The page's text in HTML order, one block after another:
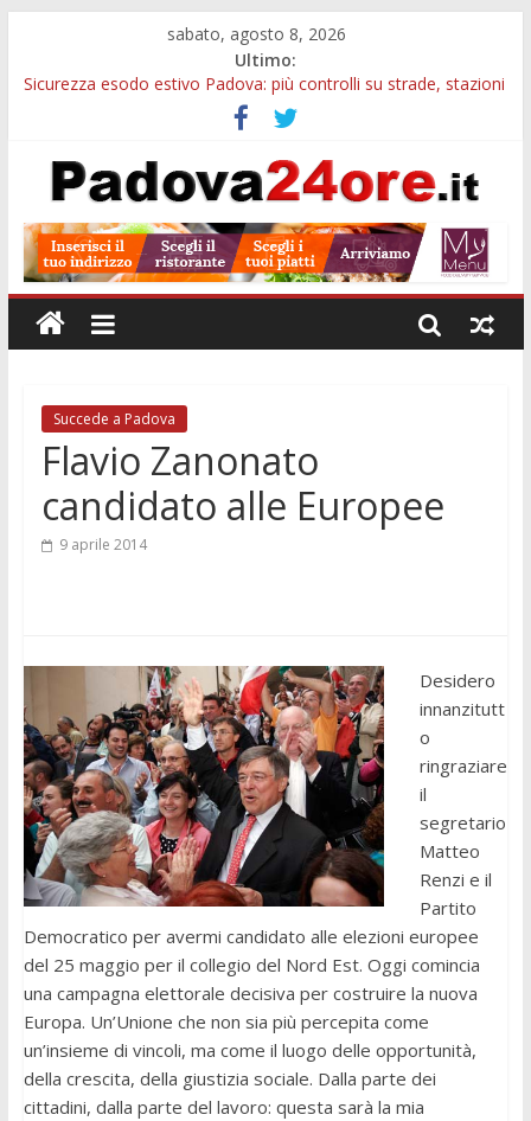
sabato, agosto 8, 2026
Ultimo:
Sicurezza esodo estivo Padova: più controlli su strade, stazioni
Calici di Stelle Arzergrande: astronomia, musica e sapori al
Casone Azzurro
Notizie di Padova alle ore 10: censimento a Monselice, arresto
Notizie di Padova alle ore 23: maltrattamenti, arresto a
Limena e progetto Cool Shop
Bando sicurezza urbana Veneto: 650mila euro per Comuni e
Polizie locali
Succede a Padova
Flavio Zanonato
candidato alle Europee
9 aprile 2014
Desidero
innanzitutt
o
ringraziare
il
segretario
Matteo
Renzi e il
Partito
Democratico per avermi candidato alle elezioni europee
del 25 maggio per il collegio del Nord Est. Oggi comincia
una campagna elettorale decisiva per costruire la nuova
Europa. Un’Unione che non sia più percepita come
un’insieme di vincoli, ma come il luogo delle opportunità,
della crescita, della giustizia sociale. Dalla parte dei
cittadini, dalla parte del lavoro: questa sarà la mia